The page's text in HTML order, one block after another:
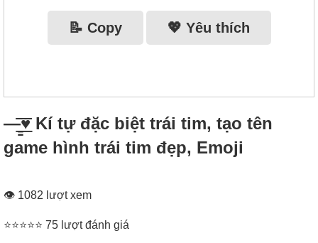
📝 Copy 💖 Yêu thích
—̳͟͞͞♥ Kí tự đặc biệt trái tim, tạo tên
game hình trái tim đẹp, Emoji
👁 1082 lượt xem
⭐⭐⭐⭐⭐ 75 lượt đánh giá